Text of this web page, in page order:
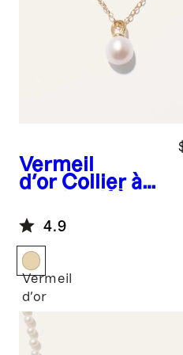
Vermeil
d'or Collier à
perle de
culture d'eau
douce
4.9
Vermeil
d'or